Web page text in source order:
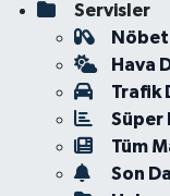
Servisler
Hava
Trafik
Süper
Tüm
Son